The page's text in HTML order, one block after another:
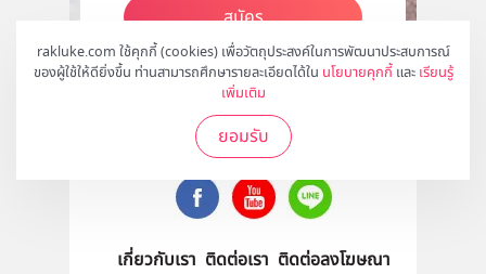
rakluke.com ใช้คุกกี้ (cookies) เพื่อวัตถุประสงค์ในการพัฒนาประสบการณ์
ของผู้ใช้ให้ดียิ่งขึ้น ท่านสามารถศึกษารายละเอียดได้ใน นโยบายคุกกี้ และ เรียนรู้
เพิ่มเติม
ยอมรับ
สมัคร
ติดตามเราได้ที่
เกี่ยวกับเรา ติดต่อเรา ติดต่อลงโฆษณา